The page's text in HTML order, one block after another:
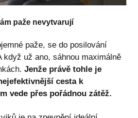
paže nevytvarují
paže, se do posilování
když už ano, sáhnou maximálně
Jenže právě tohle je
cesta k
vede přes pořádnou zátěž.